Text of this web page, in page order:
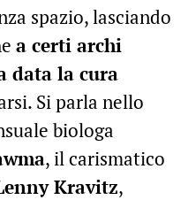
spazio, lasciando
a certi archi
data la cura
Si parla nello
biologa
, il carismatico
Kravitz,